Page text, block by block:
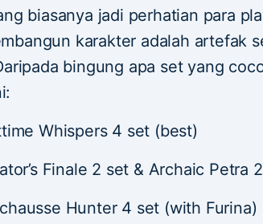
biasanya jadi perhatian para
karakter adalah artefak
bingung apa set yang
Whispers 4 set (best)
Finale 2 set & Archaic Petra
Hunter 4 set (with Furina)